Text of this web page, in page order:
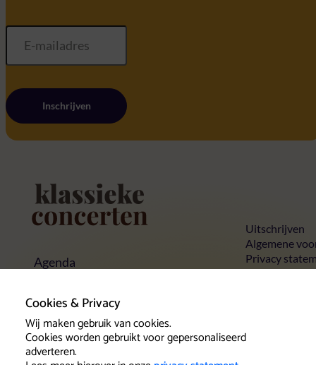
Cookies & Privacy
Wij maken gebruik van cookies.
Cookies worden gebruikt voor gepersonaliseerd
adverteren.
Inschrijven
Agenda
Klassieke Top 10
Contact
Uitschrijven
Algemene
Privacy
Cookies